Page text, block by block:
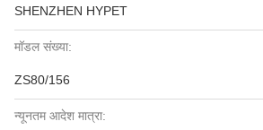
SHENZHEN HYPET
मॉडल संख्या:
ZS80/156
न्यूनतम आदेश मात्रा: